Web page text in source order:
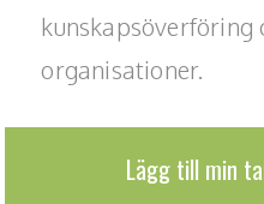
kunskapsöverföring
organisationer.
Lägg till min